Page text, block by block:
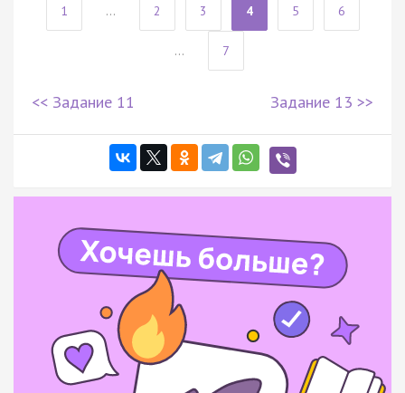
1 ... 2 3 4 5 6
... 7
<< Задание 11 Задание 13 >>